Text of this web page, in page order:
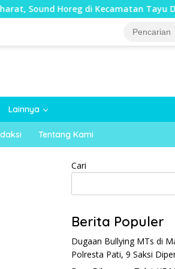
di Kecamatan Tayu Dilarang
Lainnya
Tentang Kami
Cari
Berita Populer
Dugaan Bullying MTs di
Polresta Pati, 9 Saksi